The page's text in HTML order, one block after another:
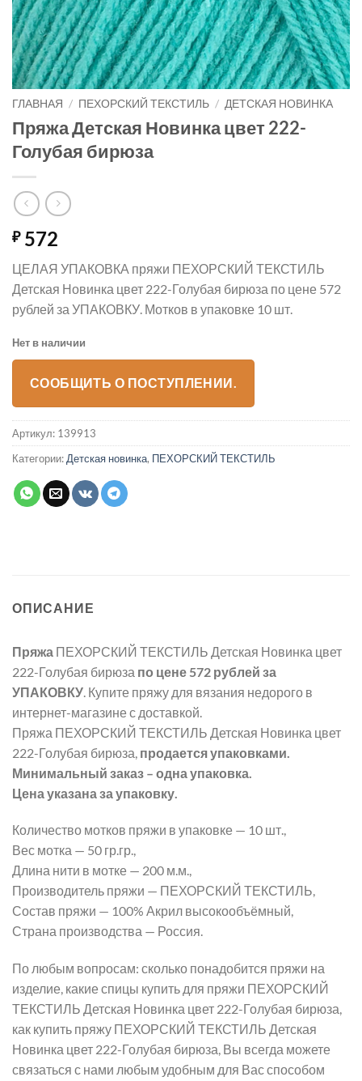
ГЛАВНАЯ / ПЕХОРСКИЙ ТЕКСТИЛЬ / ДЕТСКАЯ НОВИНКА
Пряжа Детская Новинка цвет 222-
Голубая бирюза
₽572
ЦЕЛАЯ УПАКОВКА пряжи ПЕХОРСКИЙ ТЕКСТИЛЬ
Детская Новинка цвет 222-Голубая бирюза по цене 572
рублей за УПАКОВКУ. Мотков в упаковке 10 шт.
Нет в наличии
СООБЩИТЬ О ПОСТУПЛЕНИИ.
Артикул: 139913
Категории: Детская новинка, ПЕХОРСКИЙ ТЕКСТИЛЬ
ОПИСАНИЕ
Пряжа ПЕХОРСКИЙ ТЕКСТИЛЬ Детская Новинка цвет
222-Голубая бирюза по цене 572 рублей за
УПАКОВКУ . Купите пряжу для вязания недорого в
интернет-магазине с доставкой.
Пряжа ПЕХОРСКИЙ ТЕКСТИЛЬ Детская Новинка цвет
222-Голубая бирюза, продается упаковками.
Минимальный заказ – одна упаковка.
Цена указана за упаковку.
Количество мотков пряжи в упаковке — 10 шт.,
Вес мотка — 50 гр.гр.,
Длина нити в мотке — 200 м.м.,
Производитель пряжи — ПЕХОРСКИЙ ТЕКСТИЛЬ,
Состав пряжи — 100% Акрил высокообъёмный,
Страна производства — Россия.
По любым вопросам: сколько понадобится пряжи на
изделие, какие спицы купить для пряжи ПЕХОРСКИЙ
ТЕКСТИЛЬ Детская Новинка цвет 222-Голубая бирюза,
как купить пряжу ПЕХОРСКИЙ ТЕКСТИЛЬ Детская
Новинка цвет 222-Голубая бирюза, Вы всегда можете
связаться с нами любым удобным для Вас способом